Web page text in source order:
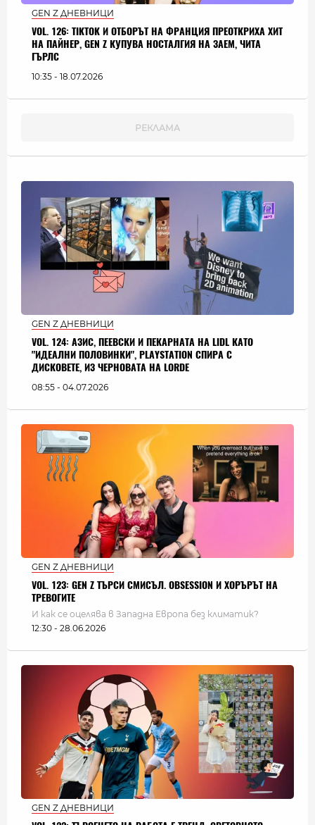
GEN Z ДНЕВНИЦИ
VOL. 126: TIKTOK И ОТБОРЪТ НА ФРАНЦИЯ ПРЕОТКРИХА ХИТ
НА ПАЙНЕР, GEN Z КУПУВА НОСТАЛГИЯ НА ЗАЕМ, ЧИТА
ГЪРЛС
10:35 - 18.07.2026
GEN Z ДНЕВНИЦИ
VOL. 124: АЗИС, ПЕЕВСКИ И ПЕКАРНАТА НА LIDL КАТО
"ИДЕАЛНИ ПОЛОВИНКИ", PLAYSTATION СПИРА С
ДИСКОВЕТЕ, ИЗ ЧЕРНОВАТА НА LORDE
08:55 - 04.07.2026
GEN Z ДНЕВНИЦИ
VOL. 123: GEN Z ТЪРСИ СМИСЪЛ. OBSESSION И ХОРЪРЪТ НА
ТРЕВОГИТЕ
И как се оцелява в Западна Европа без климатик?
12:30 - 28.06.2026
GEN Z ДНЕВНИЦИ